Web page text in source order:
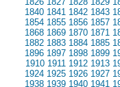
1840 1841 1842 1843
1854 1855 1856 1857
1868 1869 1870 1871
1882 1883 1884 1885
1896 1897 1898 1899
1910 1911 1912 1913
1924 1925 1926 1927
1938 1939 1940 1941